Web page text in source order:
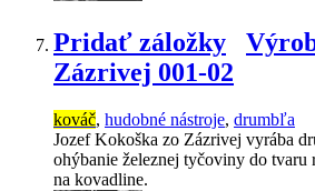
Pridať záložky
Zázrivej 001-02
kováč, hudobné nástroje, drumbľa
Jozef Kokoška zo Zázrivej vyrába
ohýbanie železnej tyčoviny do tvaru
na kovadline.